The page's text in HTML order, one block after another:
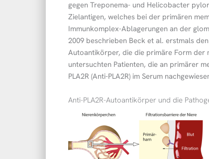
gegen Treponema- und Helicobacter
Zielantigen, welches bei der primären
Immunkomplex-Ablagerungen an der
2009 beschrieben Beck et al. erstmals
Autoantikörper, die die primäre Form der
untersuchten Patienten, die an primärer
PLA2R (Anti-PLA2R) im Serum
Anti-PLA2R-Autoantikörper und die